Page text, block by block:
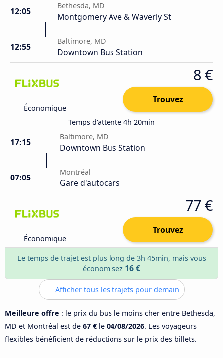
12:05
Bethesda, MD
Montgomery Ave & Waverly St
12:55
Baltimore, MD
Downtown Bus Station
Économique
8 €
Trouvez
Temps d'attente 4h 20min
17:15
Baltimore, MD
Downtown Bus Station
07:05
Montréal
Gare d'autocars
Économique
77 €
Trouvez
Le temps de trajet est plus long de 3h 45min, mais vous
économisez 16 €
Afficher tous les trajets pour demain
Meilleure offre : le prix du bus le moins cher entre Bethesda,
MD et Montréal est de 67 € le 04/08/2026. Les voyageurs
flexibles bénéficient de réductions sur le prix des billets.